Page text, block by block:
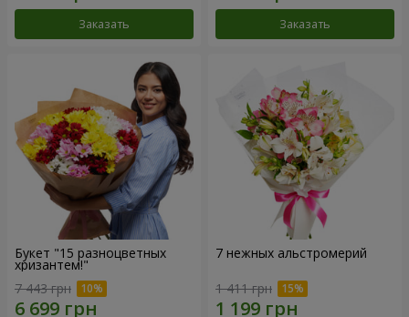
Заказать Заказать
Букет "15 разноцветных
хризантем!"
7 443 грн
7 нежных альстромерий
1 411 грн